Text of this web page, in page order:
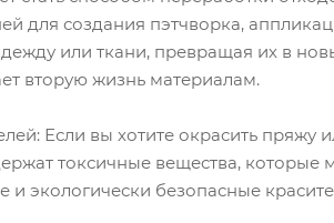
для создания пэтчворка,
или ткани, превращая их в
вторую жизнь материалам.
Если вы хотите окрасить пряжу
токсичные вещества,
экологически безопасные